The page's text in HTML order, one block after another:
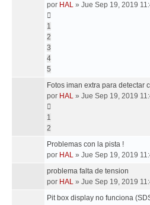
por HAL » Jue Sep 19, 2019
1
2
3
4
5
Fotos iman extra para detectar
por HAL » Jue Sep 19, 2019
1
2
Problemas con la pista !
por HAL » Jue Sep 19, 2019
problema falta de tension
por HAL » Jue Sep 19, 2019
Pit box display no funciona